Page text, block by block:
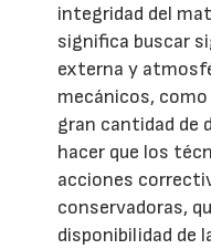
integridad del
significa buscar
externa y
mecánicos,
gran cantidad de
hacer que los
acciones
conservadoras,
disponibilidad de